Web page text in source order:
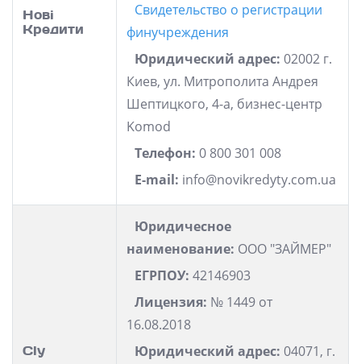
Нові
Кредити
Свидетельство о регистрации
финучреждения
Юридический адрес: 02002 г.
Киев, ул. Митрополита Андрея
Шептицкого, 4-а, бизнес-центр
Komod
Телефон: 0 800 301 008
E-mail: info@novikredyty.com.ua
Cly
Юридичесное
наименование: ООО "ЗАЙМЕР"
ЕГРПОУ: 42146903
Лицензия: № 1449 от
16.08.2018
Юридический адрес: 04071, г.